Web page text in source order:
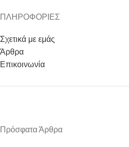
ΠΛΗΡΟΦΟΡΙΕΣ
Σχετικά με εμάς
Άρθρα
Επικοινωνία
Πρόσφατα Άρθρα